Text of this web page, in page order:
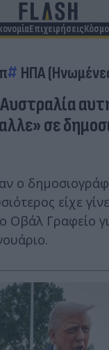
Επιχειρήσεις
ΗΠΑ
σε
ο
είχε
Οβάλ Γραφείο